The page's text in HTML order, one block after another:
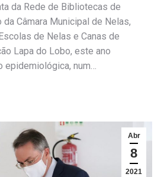
da Rede de Bibliotecas de
da Câmara Municipal de Nelas,
de Nelas e Canas de
Lapa do Lobo, este ano
epidemiológica, num…
Abr
8
2021